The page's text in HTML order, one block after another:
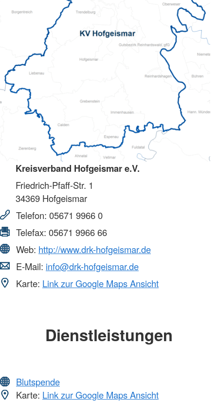
Kreisverband Hofgeismar e.V.
Friedrich-Pfaff-Str. 1
34369 Hofgeismar
Telefon: 05671 9966 0
Telefax: 05671 9966 66
Web: http://www.drk-hofgeismar.de
E-Mail: info@drk-hofgeismar.de
Karte: Link zur Google Maps Ansicht
Dienstleistungen
Blutspende
Karte: Link zur Google Maps Ansicht